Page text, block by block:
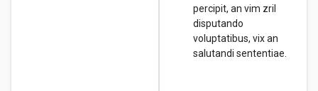
percipit, an vim zril
disputando
voluptatibus, vix an
salutandi sententiae.